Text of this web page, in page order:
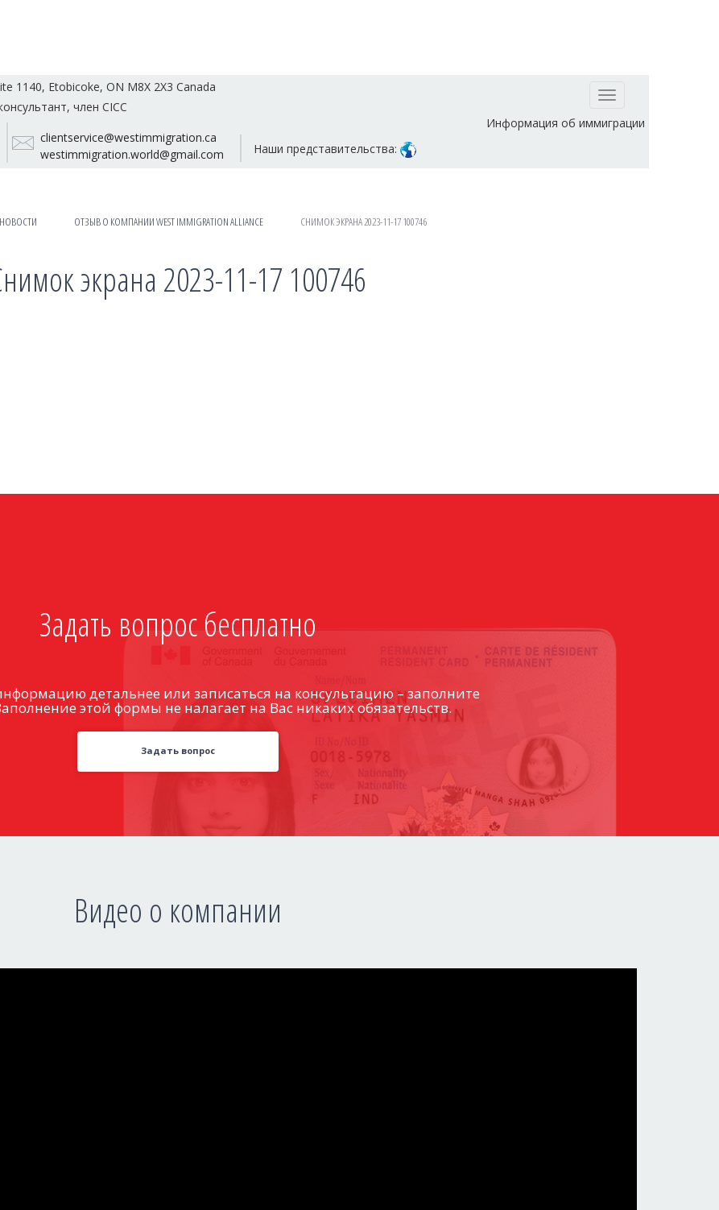
1140, Etobicoke, ON M8X 2X3 Canada
член CICC
Toggle
Информация об иммиграции
clientservice@westimmigration.ca
westimmigration.world@gmail.com
Наши представительства:
НОВОСТИ ОТЗЫВ О КОМПАНИИ WEST IMMIGRATION ALLIANCE СНИМОК ЭКРАНА 2023-11-17 100746
экрана 2023-11-17 100746
Задать вопрос бесплатно
детальнее или записаться на консультацию – заполните
этой формы не налагает на Вас никаких обязательств.
Задать вопрос
Видео о компании